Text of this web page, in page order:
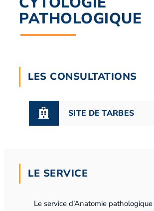
PATHOLOGIQUE
LES CONSULTATIONS
SITE DE TARBES
LE SERVICE
Le service d’Anatomie pathologique